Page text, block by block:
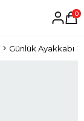
0
Günlük Ayakkabı